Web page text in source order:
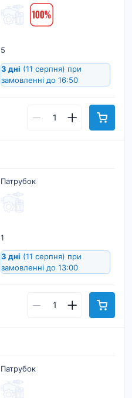
5
3 дні (11 серпня) при
замовленні до 16:50
Патрубок
1
3 дні (11 серпня) при
замовленні до 13:00
Патрубок